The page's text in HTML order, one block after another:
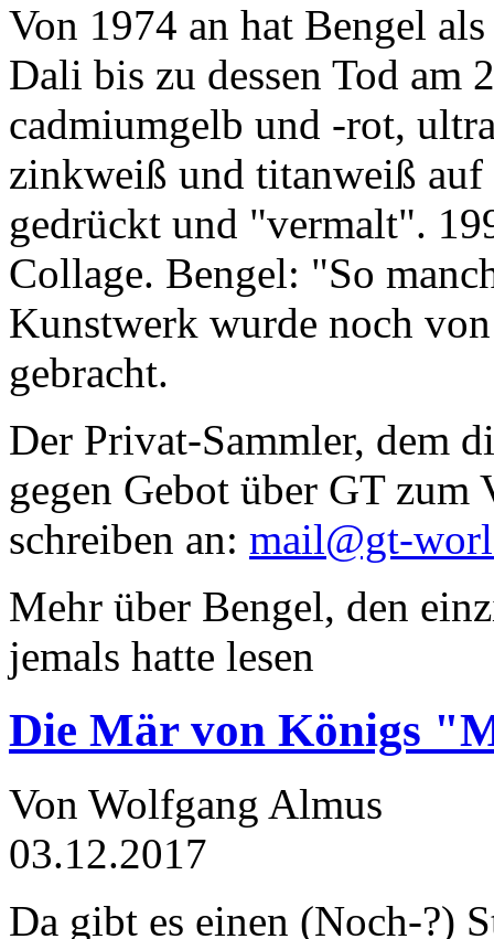
Von 1974 an hat Bengel
Dali bis zu dessen Tod am
cadmiumgelb und -rot,
zinkweiß und titanweiß
gedrückt und "vermalt".
Collage. Bengel: "So
Kunstwerk wurde noch
gebracht.
Der Privat-Sammler, dem
gegen Gebot über GT zum
schreiben an: mail@gt-
Mehr über Bengel, den
jemals hatte lesen
Die Mär von Königs
Von Wolfgang Almus
03.12.2017
Da gibt es einen (Noch-?)